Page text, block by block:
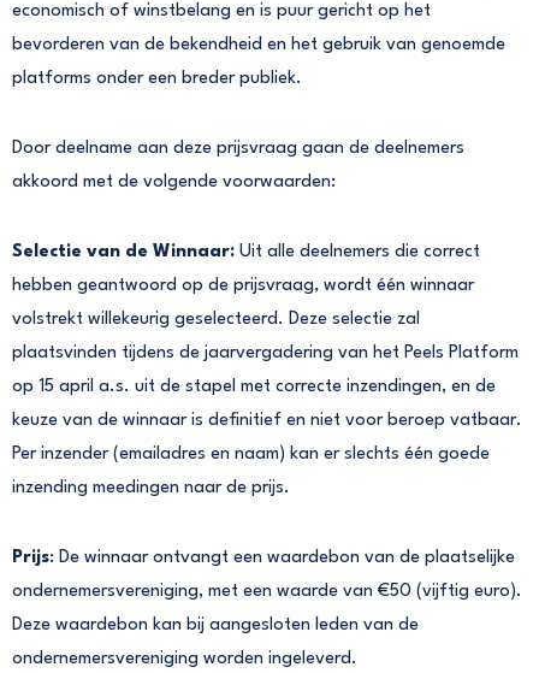
economisch of winstbelang en is puur gericht op het
bevorderen van de bekendheid en het gebruik van genoemde
platforms onder een breder publiek.
Door deelname aan deze prijsvraag gaan de deelnemers
akkoord met de volgende voorwaarden:
Selectie van de Winnaar: Uit alle deelnemers die correct
hebben geantwoord op de prijsvraag, wordt één winnaar
volstrekt willekeurig geselecteerd. Deze selectie zal
plaatsvinden tijdens de jaarvergadering van het Peels Platform
op 15 april a.s. uit de stapel met correcte inzendingen, en de
keuze van de winnaar is definitief en niet voor beroep vatbaar.
Per inzender (emailadres en naam) kan er slechts één goede
inzending meedingen naar de prijs.
Prijs: De winnaar ontvangt een waardebon van de plaatselijke
ondernemersvereniging, met een waarde van €50 (vijftig euro).
Deze waardebon kan bij aangesloten leden van de
ondernemersvereniging worden ingeleverd.